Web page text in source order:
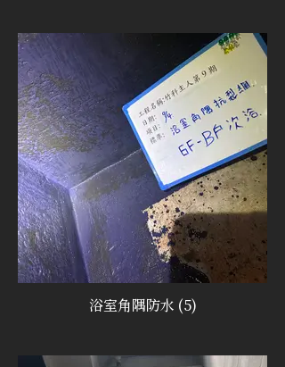
浴室角隅防水 (5)